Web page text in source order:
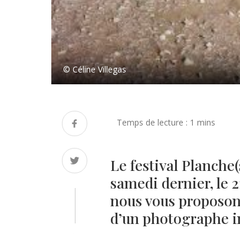
© Céline Villegas
Le festival
samedi dernier, le
nous vous
d’un photographe